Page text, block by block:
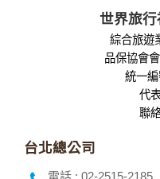
業夥伴處取得個人資料。
當客戶在本網站註冊時，
身份證字號、電子郵件、
當您註冊成功，並登入使
料。註冊時，本網站取得
號、電子郵件、出生日期
成功，並登入使用我們的
其他除了上述，會保留您
用的瀏覽器、瀏覽及點選
的瀏覽器予以標示，歸納
世界旅
綜合旅遊
品保協會
統一
代
聯
台北總公司
電話 : 02-2515-2185